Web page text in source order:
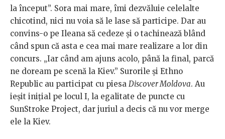
la început”. Sora mai mare, îmi dezvăluie celelalte
chicotind, nici nu voia să le lase să participe. Dar au
convins-o pe Ileana să cedeze și o tachinează blând
când spun că asta e cea mai mare realizare a lor din
concurs. „Iar când am ajuns acolo, până la final, parcă
ne doream pe scenă la Kiev.” Surorile și Ethno
Republic au participat cu piesa Discover Moldova. Au
ieșit inițial pe locul I, la egalitate de puncte cu
SunStroke Project, dar juriul a decis că nu vor merge
ele la Kiev.